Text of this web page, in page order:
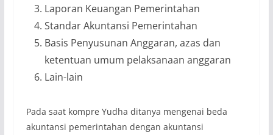
Laporan Keuangan Pemerintahan
Standar Akuntansi Pemerintahan
Basis Penyusunan Anggaran, azas dan
ketentuan umum pelaksanaan anggaran
Lain-lain
Pada saat kompre Yudha ditanya mengenai beda
akuntansi pemerintahan dengan akuntansi